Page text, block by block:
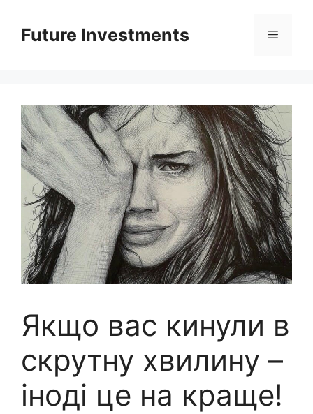
вмістуFuture Investments Меню
Якщо вас кинули в
скрутну хвилину –
іноді це на краще!